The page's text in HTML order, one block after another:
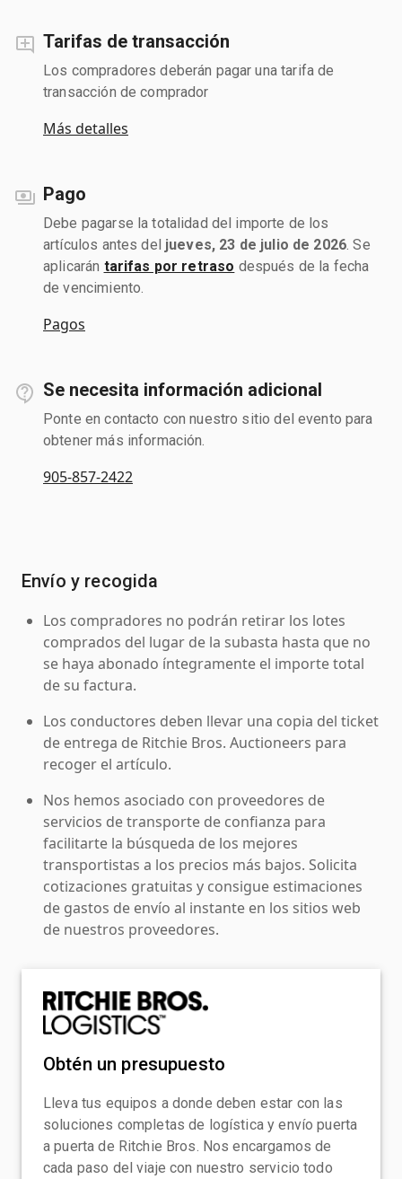
Tarifas de transacción
Los compradores deberán pagar una tarifa de
transacción de comprador
Más detalles
Pago
Debe pagarse la totalidad del importe de los
artículos antes del jueves, 23 de julio de 2026 . Se
aplicarán tarifas por retraso después de la fecha
de vencimiento.
Pagos
Se necesita información adicional
Ponte en contacto con nuestro sitio del evento para
obtener más información.
905-857-2422
Envío y recogida
Los compradores no podrán retirar los lotes
comprados del lugar de la subasta hasta que no
se haya abonado íntegramente el importe total
de su factura.
Los conductores deben llevar una copia del ticket
de entrega de Ritchie Bros. Auctioneers para
recoger el artículo.
Nos hemos asociado con proveedores de
servicios de transporte de confianza para
facilitarte la búsqueda de los mejores
transportistas a los precios más bajos. Solicita
cotizaciones gratuitas y consigue estimaciones
de gastos de envío al instante en los sitios web
de nuestros proveedores.
Obtén un presupuesto
Lleva tus equipos a donde deben estar con las
soluciones completas de logística y envío puerta
a puerta de Ritchie Bros. Nos encargamos de
cada paso del viaje con nuestro servicio todo